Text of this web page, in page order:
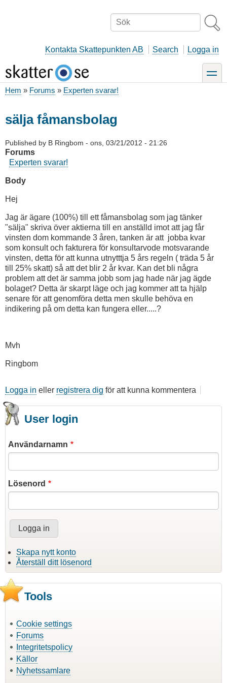
Sök
Kontakta Skattepunkten AB Search Logga in
toggle
Hem Forums Experten svarar!
sälja fåmansbolag
Published by B Ringbom - ons, 03/21/2012 - 21:26
Forums
Experten svarar!
Body
Hej
Jag är ägare (100%) till ett fåmansbolag som jag tänker
"sälja" skriva över aktierna till en anställd imot att jag får
vinsten dom kommande 3 åren, tanken är att jobba kvar
som konsult och fakturera för konsultarvode motsvarande
vinsten, detta för att kunna utnytttja 5 års regeln ( träda 5 år
till 25% skatt) så att det blir 2 år kvar. Kan det bli några
problem att det är samma jobb som jag hade när jag ägde
bolaget? Detta är skarpt läge och jag kommer att ta hjälp
senare för att genomföra detta men skulle behöva en
indikering på om detta kan fungera eller.....?
Mvh
Ringbom
Logga in eller registrera dig för att kunna kommentera
User login
Användarnamn
Lösenord
Skapa nytt konto
Återställ ditt lösenord
Tools
Cookie settings
Forums
Integritetspolicy
Källor
Nyhetssamlare